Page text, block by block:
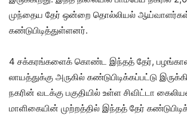
முந்தைய தேர் ஒன்றை தொல்லியல்
கண்டுபிடித்துள்ளனர்.‌
4 சக்கரங்களைக் கொண்ட இந்தத் தேர், பழங்கால
லாயத்துக்கு அருகில் கண்டுபிடிக்கப்பட்டு
நகரின் வடக்கு பகுதியில் உள்ள சிவிட்டா
மாளிகையின் முற்றத்தில் இந்தத் தேர்